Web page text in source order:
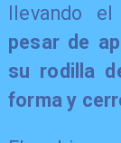
llevando
pesar de
su rodilla
forma y